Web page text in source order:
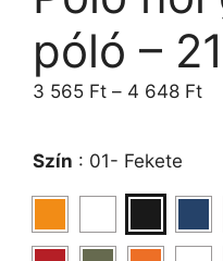
póló –
3 565 Ft – 4 648 Ft
Szín : 01- Fekete